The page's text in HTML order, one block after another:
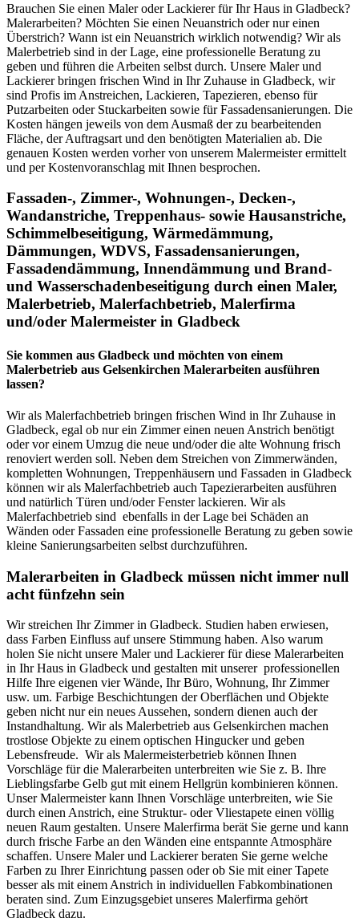
Brauchen Sie einen Maler oder Lackierer für Ihr Haus in Gladbeck?
Malerarbeiten? Möchten Sie einen Neuanstrich oder nur einen
Überstrich? Wann ist ein Neuanstrich wirklich notwendig? Wir als
Malerbetrieb sind in der Lage, eine professionelle Beratung zu
geben und führen die Arbeiten selbst durch. Unsere Maler und
Lackierer bringen frischen Wind in Ihr Zuhause in Gladbeck, wir
sind Profis im Anstreichen, Lackieren, Tapezieren, ebenso für
Putzarbeiten oder Stuckarbeiten sowie für Fassadensanierungen. Die
Kosten hängen jeweils von dem Ausmaß der zu bearbeitenden
Fläche, der Auftragsart und den benötigten Materialien ab. Die
genauen Kosten werden vorher von unserem Malermeister ermittelt
und per Kostenvoranschlag mit Ihnen besprochen.
Fassaden-, Zimmer-, Wohnungen-, Decken-,
Wandanstriche, Treppenhaus- sowie Hausanstriche,
Schimmelbeseitigung, Wärmedämmung,
Dämmungen, WDVS, Fassadensanierungen,
Fassadendämmung, Innendämmung und Brand-
und Wasserschadenbeseitigung durch einen Maler,
Malerbetrieb, Malerfachbetrieb, Malerfirma
und/oder Malermeister in Gladbeck
Sie kommen aus Gladbeck und möchten von einem
Malerbetrieb aus Gelsenkirchen Malerarbeiten ausführen
lassen?
Wir als Malerfachbetrieb bringen frischen Wind in Ihr Zuhause in
Gladbeck, egal ob nur ein Zimmer einen neuen Anstrich benötigt
oder vor einem Umzug die neue und/oder die alte Wohnung frisch
renoviert werden soll. Neben dem Streichen von Zimmerwänden,
kompletten Wohnungen, Treppenhäusern und Fassaden in Gladbeck
können wir als Malerfachbetrieb auch Tapezierarbeiten ausführen
und natürlich Türen und/oder Fenster lackieren. Wir als
Malerfachbetrieb sind ebenfalls in der Lage bei Schäden an
Wänden oder Fassaden eine professionelle Beratung zu geben sowie
kleine Sanierungsarbeiten selbst durchzuführen.
Malerarbeiten in Gladbeck müssen nicht immer null
acht fünfzehn sein
Wir streichen Ihr Zimmer in Gladbeck. Studien haben erwiesen,
dass Farben Einfluss auf unsere Stimmung haben. Also warum
holen Sie nicht unsere Maler und Lackierer für diese Malerarbeiten
in Ihr Haus in Gladbeck und gestalten mit unserer professionellen
Hilfe Ihre eigenen vier Wände, Ihr Büro, Wohnung, Ihr Zimmer
usw. um. Farbige Beschichtungen der Oberflächen und Objekte
geben nicht nur ein neues Aussehen, sondern dienen auch der
Instandhaltung. Wir als Malerbetrieb aus Gelsenkirchen machen
trostlose Objekte zu einem optischen Hingucker und geben
Lebensfreude. Wir als Malermeisterbetrieb können Ihnen
Vorschläge für die Malerarbeiten unterbreiten wie Sie z. B. Ihre
Lieblingsfarbe Gelb gut mit einem Hellgrün kombinieren können.
Unser Malermeister kann Ihnen Vorschläge unterbreiten, wie Sie
durch einen Anstrich, eine Struktur- oder Vliestapete einen völlig
neuen Raum gestalten. Unsere Malerfirma berät Sie gerne und kann
durch frische Farbe an den Wänden eine entspannte Atmosphäre
schaffen. Unsere Maler und Lackierer beraten Sie gerne welche
Farben zu Ihrer Einrichtung passen oder ob Sie mit einer Tapete
besser als mit einem Anstrich in individuellen Fabkombinationen
beraten sind. Zum Einzugsgebiet unseres Malerfirma gehört
Gladbeck dazu.